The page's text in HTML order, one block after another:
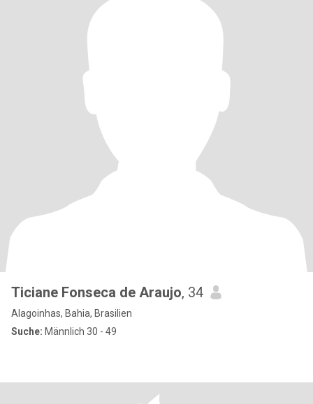
Ticiane Fonseca de Araujo, 34
Alagoinhas, Bahia, Brasilien
Suche: Männlich 30 - 49